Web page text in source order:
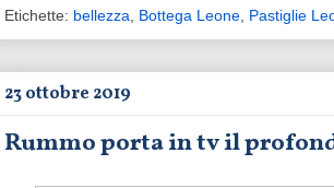
Etichette: bellezza, Bottega Leone, Pastiglie
23 ottobre 2019
Rummo porta in tv il